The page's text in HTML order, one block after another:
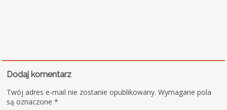
Dodaj komentarz
Twój adres e-mail nie zostanie opublikowany. Wymagane pola
są oznaczone*